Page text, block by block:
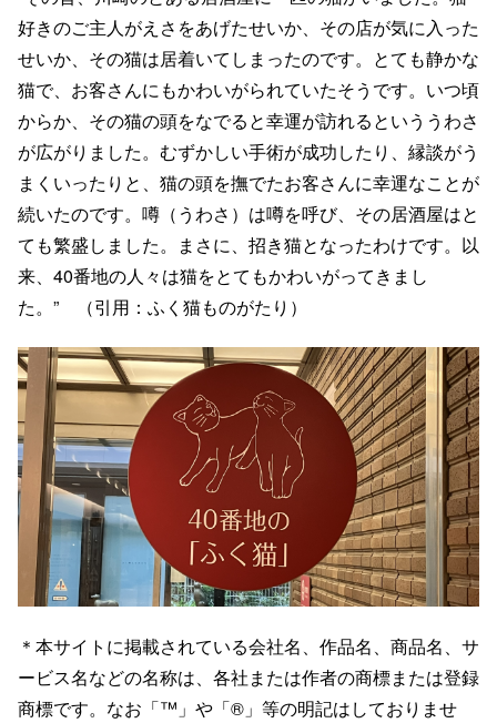
好きのご主人がえさをあげたせいか、その店が気に入った
せいか、その猫は居着いてしまったのです。とても静かな
猫で、お客さんにもかわいがられていたそうです。いつ頃
からか、その猫の頭をなでると幸運が訪れるといううわさ
が広がりました。むずかしい手術が成功したり、縁談がう
まくいったりと、猫の頭を撫でたお客さんに幸運なことが
続いたのです。噂（うわさ）は噂を呼び、その居酒屋はと
ても繁盛しました。まさに、招き猫となったわけです。以
来、40番地の人々は猫をとてもかわいがってきまし
た。” （引用：ふく猫ものがたり）
＊本サイトに掲載されている会社名、作品名、商品名、サ
ービス名などの名称は、各社または作者の商標または登録
商標です。なお「™」や「®」等の明記はしておりませ